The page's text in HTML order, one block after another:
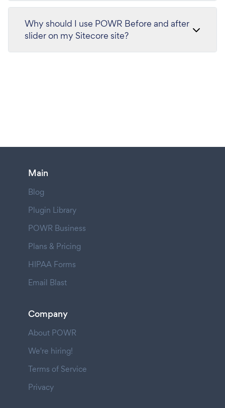
Why should I use POWR Before and after
slider on my Sitecore site?
Main
Blog
Plugin Library
POWR Business
Plans & Pricing
HIPAA Forms
Email Blast
Company
About POWR
We're hiring!
Terms of Service
Privacy